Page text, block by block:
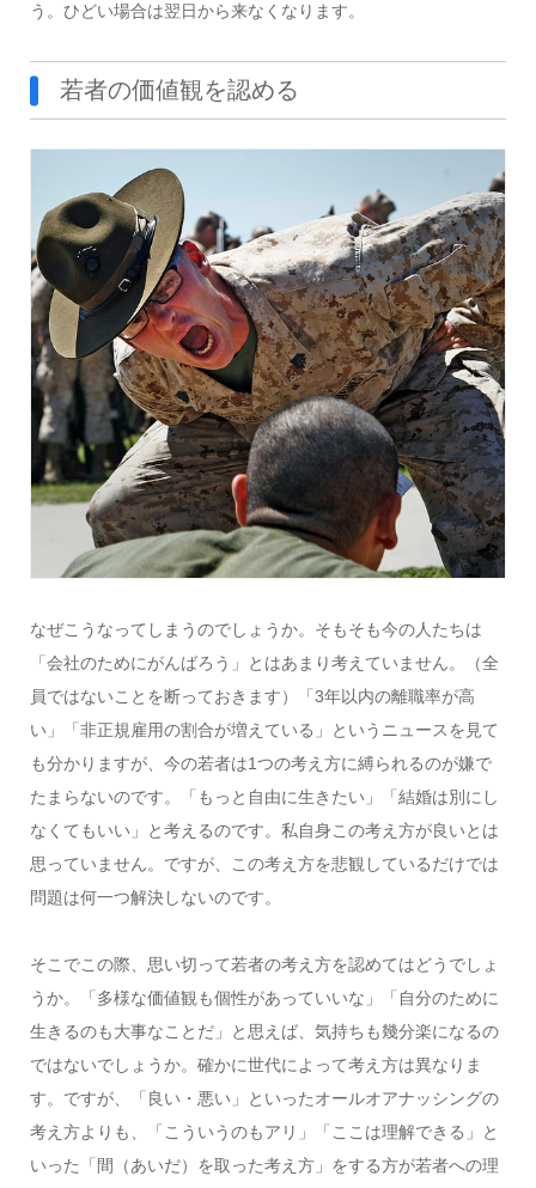
う。ひどい場合は翌日から来なくなります。
若者の価値観を認める
なぜこうなってしまうのでしょうか。そもそも今の人たちは
「会社のためにがんばろう」とはあまり考えていません。（全
員ではないことを断っておきます）「3年以内の離職率が高
い」「非正規雇用の割合が増えている」というニュースを見て
も分かりますが、今の若者は1つの考え方に縛られるのが嫌で
たまらないのです。「もっと自由に生きたい」「結婚は別にし
なくてもいい」と考えるのです。私自身この考え方が良いとは
思っていません。ですが、この考え方を悲観しているだけでは
問題は何一つ解決しないのです。
そこでこの際、思い切って若者の考え方を認めてはどうでしょ
うか。「多様な価値観も個性があっていいな」「自分のために
生きるのも大事なことだ」と思えば、気持ちも幾分楽になるの
ではないでしょうか。確かに世代によって考え方は異なりま
す。ですが、「良い・悪い」といったオールオアナッシングの
考え方よりも、「こういうのもアリ」「ここは理解できる」と
いった「間（あいだ）を取った考え方」をする方が若者への理